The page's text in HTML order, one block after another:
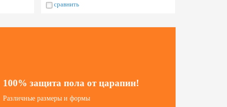
сравнить
100% защита пола от царапин!
Различные размеры и формы